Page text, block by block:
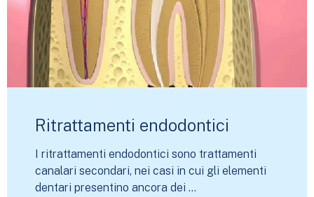
Ritrattamenti endodontici
I ritrattamenti endodontici sono trattamenti
canalari secondari, nei casi in cui gli elementi
dentari presentino ancora dei ...